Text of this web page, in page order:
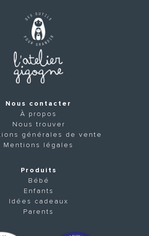
Nous contacter
À propos
Nous trouver
générales de vente
Mentions légales
Produits
Bébé
Enfants
Idées cadeaux
Parents